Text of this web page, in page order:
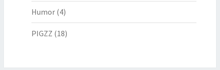
Humor (4)
PIGZZ (18)